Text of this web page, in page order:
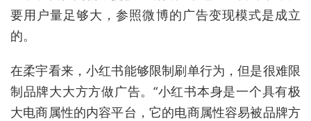
要用户量足够大，参照微博的广告变现模式是成立
的。
在柔宇看来，小红书能够限制刷单行为，但是很难限
制品牌大大方方做广告。“小红书本身是一个具有极
大电商属性的内容平台，它的电商属性容易被品牌方